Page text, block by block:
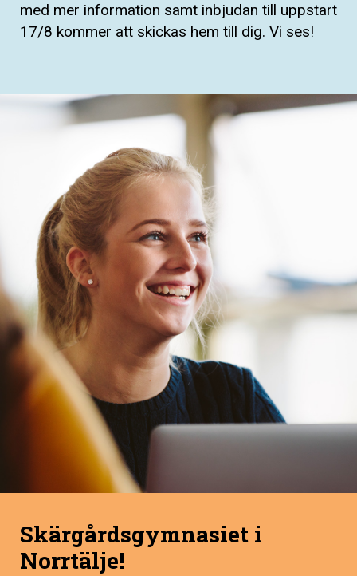
med mer information samt inbjudan till uppstart
17/8 kommer att skickas hem till dig. Vi ses!
Skärgårdsgymnasiet i
Norrtälje!